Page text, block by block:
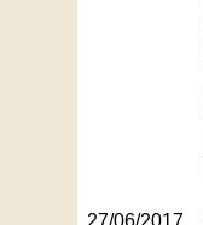
27/06/2017